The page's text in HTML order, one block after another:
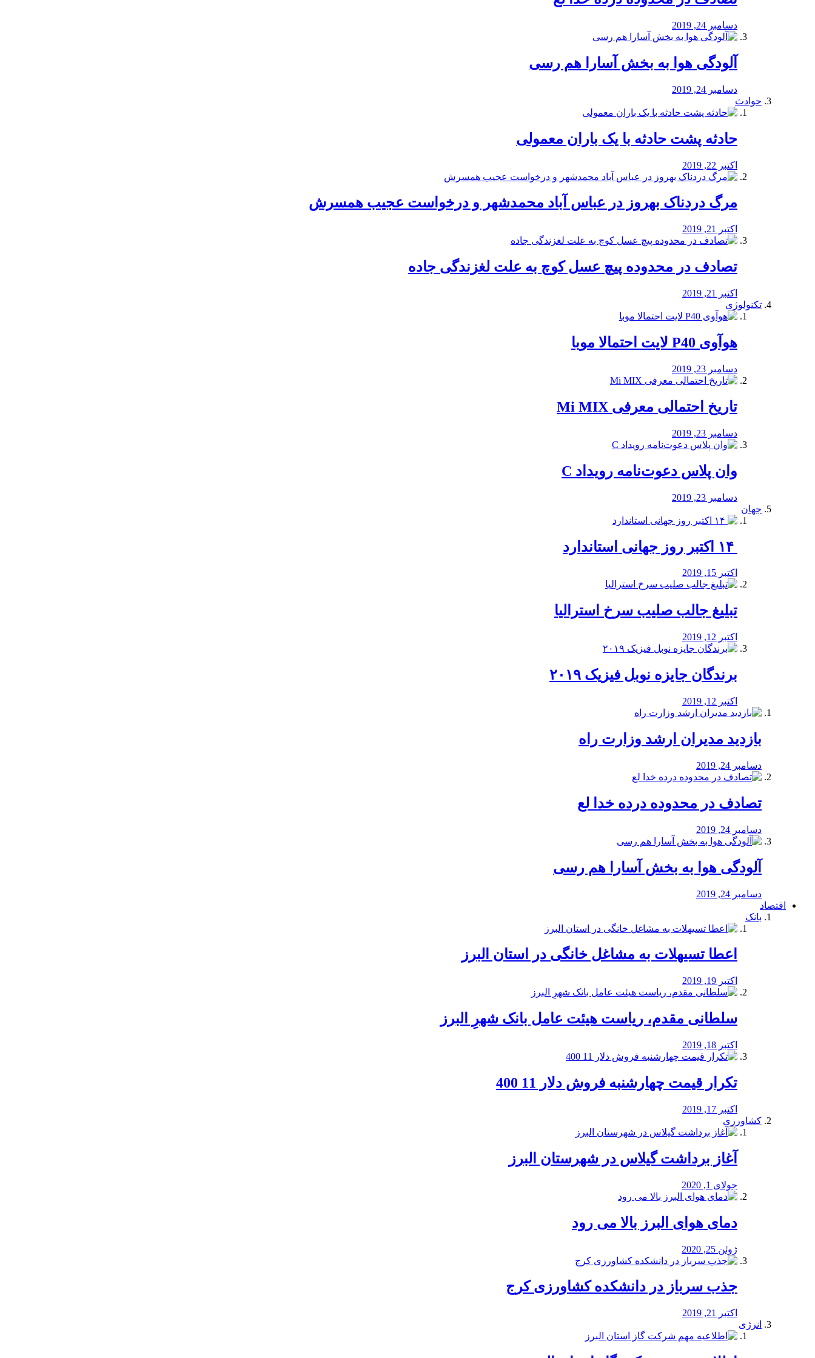
دسامبر 24, 2019
آلودگی هوا به بخش آسارا هم رسی
دسامبر 24, 2019
حوادث
️حادثه پشت حادثه با یک باران معمولی
اکتبر 22, 2019
مرگ دردناک بهروز در عباس آباد محمدشهر و درخواست عجیب همسرش
اکتبر 21, 2019
تصادف در محدوده پیچ عسل کوچ به علت لغزندگی جاده
اکتبر 21, 2019
تکنولوژی
هوآوی P40 لایت احتمالا موبا
دسامبر 23, 2019
تاریخ احتمالی معرفی Mi MIX
دسامبر 23, 2019
وان پلاس دعوت‌نامه رویداد C
دسامبر 23, 2019
جهان
اکتبر 15, 2019
تبلیغ جالب صلیب سرخ استرالیا
اکتبر 12, 2019
برندگان جایزه نوبل فیزیک ۲۰۱۹
اکتبر 12, 2019
بازدید مدیران ارشد وزارت راه
دسامبر 24, 2019
تصادف در محدوده درده خدا لع
دسامبر 24, 2019
آلودگی هوا به بخش آسارا هم رسی
دسامبر 24, 2019
اقتصاد
بانک
️اعطا تسیهلات به مشاغل خانگی در استان البرز
اکتبر 19, 2019
سلطانی مقدم، ریاست هیئت عامل بانک شهرِ البرز
اکتبر 18, 2019
تکرار قیمت چهارشنبه فروش دلار 11 400
اکتبر 17, 2019
کشاورزی
آغاز برداشت گیلاس در شهرستان البرز
جولای 1, 2020
دمای هوای البرز بالا می رود
ژوئن 25, 2020
جذب سرباز در دانشکده کشاورزی کرج
اکتبر 21, 2019
انرژی